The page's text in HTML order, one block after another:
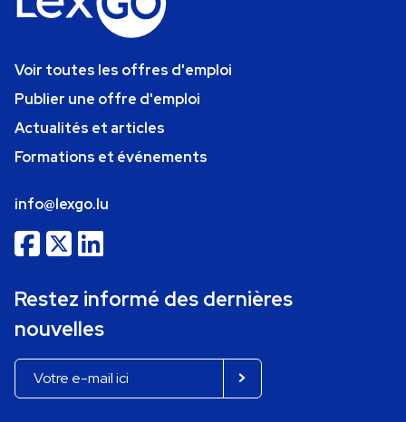
Voir toutes les offres d'emploi
Publier une offre d'emploi
Actualités et articles
Formations et événements
info@lexgo.lu
Restez informé des dernières
nouvelles